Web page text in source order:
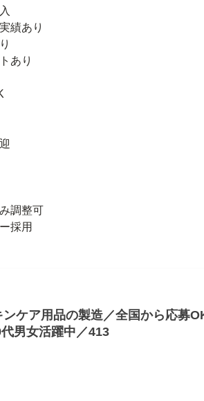
績あり
あり
調整可
採用
ケア用品の製造／全国から応募
男女活躍中／413